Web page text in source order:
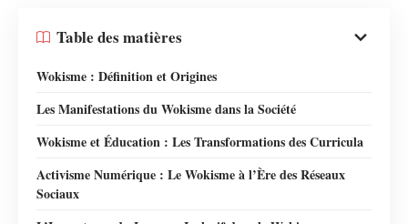
Table des matières
Wokisme : Définition et Origines
Les Manifestations du Wokisme dans la Société
Wokisme et Éducation : Les Transformations des Curricula
Activisme Numérique : Le Wokisme à l’Ère des Réseaux
Sociaux